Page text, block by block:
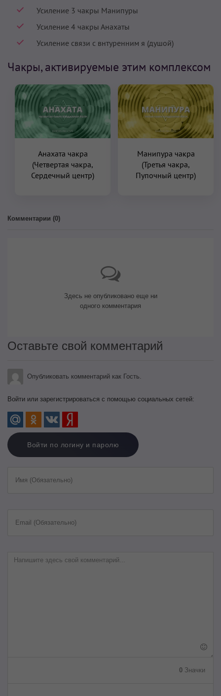
Усиление 3 чакры Манипуры
Усиление 4 чакры Анахаты
Усиление связи с внтуренним я (душой)
Чакры, активируемые этим комплексом
Анахата чакра
(Четвертая чакра,
Сердечный центр)
Манипура чакра
(Третья чакра,
Пупочный центр)
Комментарии (0)
Здесь не опубликовано еще ни
одного комментария
Оставьте свой комментарий
Опубликовать комментарий как Гость.
Войти или зарегистрироваться с помощью социальных сетей:
Войти по логину и паролю
Имя (Обязательно)
Email (Обязательно)
0 Значки